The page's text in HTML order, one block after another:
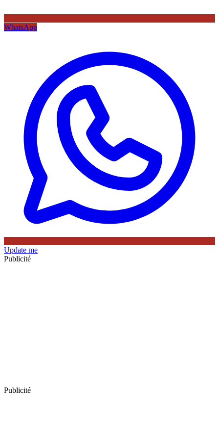
WhatsApp
Update me
Publicité
Publicité